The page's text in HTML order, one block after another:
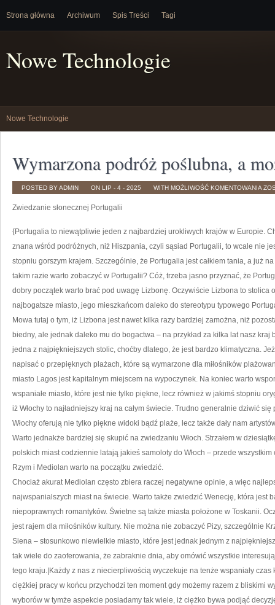
Strona główna Archiwum Spis Treści Tagi
Nowe Technologie
Nowe Technologie
Wymarzona podróż poślubna, a
POSTED BY ADMIN ON LIP - 4 - 2025 WITH MOŻLIWOŚĆ KOMENTOWANIA
Zwiedzanie słonecznej Portugalii
{Portugalia to niewątpliwie jeden z najbardziej urokliwych krajów w Europie.
znana wśród podróżnych, niż Hiszpania, czyli sąsiad Portugalii, to wcale nie
stopniu gorszym krajem. Szczególnie, że Portugalia jest całkiem tania, a już
takim razie warto zobaczyć w Portugalii? Cóż, trzeba jasno przyznać, że
dobry początek warto brać pod uwagę Lizbonę. Oczywiście Lizbona to stolica
najbogatsze miasto, jego mieszkańcom daleko do stereotypu typowego
Mowa tutaj o tym, iż Lizbona jest nawet kilka razy bardziej zamożna, niż
biedny, ale jednak daleko mu do bogactwa – na przykład za kilka lat nasz
jedna z najpiękniejszych stolic, choćby dlatego, że jest bardzo klimatyczna.
napisać o przepięknych plażach, które są wymarzone dla miłośników
miasto Lagos jest kapitalnym miejscem na wypoczynek. Na koniec warto
wspaniałe miasto, które jest nie tylko piękne, lecz również w jakimś stopniu
iż Włochy to najładniejszy kraj na całym świecie. Trudno generalnie dziwić
Włochy oferują nie tylko piękne widoki bądź plaże, lecz także dały nam
Warto jednakże bardziej się skupić na zwiedzaniu Włoch. Strzałem w
polskich miast codziennie latają jakieś samoloty do Włoch – przede
Rzym i Mediolan warto na początku zwiedzić.
Chociaż akurat Mediolan często zbiera raczej negatywne opinie, a więc
najwspanialszych miast na świecie. Warto także zwiedzić Wenecję, która jest
niepoprawnych romantyków. Świetne są także miasta położone w Toskanii.
jest rajem dla miłośników kultury. Nie można nie zobaczyć Pizy, szczególnie
Siena – stosunkowo niewielkie miasto, które jest jednak jednym z
tak wiele do zaoferowania, że zabraknie dnia, aby omówić wszystkie
tego kraju.|Każdy z nas z niecierpliwością wyczekuje na tenże wspaniały czas
ciężkiej pracy w końcu przychodzi ten moment gdy możemy razem z bliskimi
wyborów w tymże aspekcie posiadamy tak wiele, iż ciężko bywa podjąć